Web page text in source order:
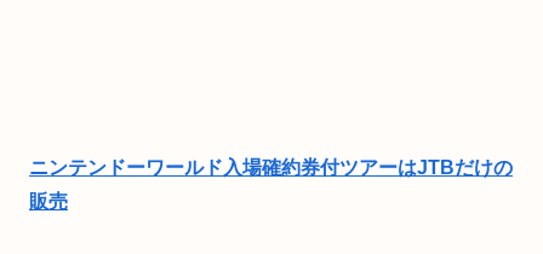
ニンテンドーワールド入場確約券付ツアーはJTBだけの
販売